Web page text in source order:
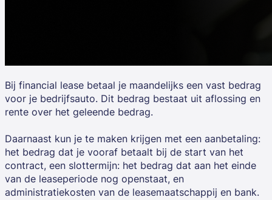
Bij financial lease betaal je maandelijks een vast bedrag
voor je bedrijfsauto. Dit bedrag bestaat uit aflossing en
rente over het geleende bedrag.
Daarnaast kun je te maken krijgen met een aanbetaling:
het bedrag dat je vooraf betaalt bij de start van het
contract, een slottermijn: het bedrag dat aan het einde
van de leaseperiode nog openstaat, en
administratiekosten van de leasemaatschappij en bank.